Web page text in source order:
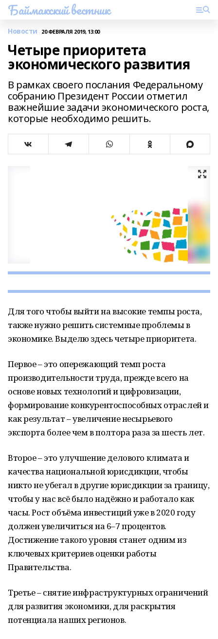
Баймакский вестник
Новости 20 ФЕВРАЛЯ 2019, 13:00
Четыре приоритета
экономического развития
В рамках своего послания Федеральному
собранию Президент России отметил
важнейшие задачи экономического роста,
которые необходимо решить.
Для того чтобы выйти на высокие темпы роста,
также нужно решить системные проблемы в
экономике. Выделю здесь четыре приоритета.
Первое – это опережающий темп роста
производительности труда, прежде всего на
основе новых технологий и цифровизации,
формирование конкурентоспособных отраслей и
как результат – увеличение несырьевого
экспорта более чем в полтора раза за шесть лет.
Второе – это улучшение делового климата и
качества национальной юрисдикции, чтобы
никто не убегал в другие юрисдикции за границу,
чтобы у нас всё было надёжно и работало как
часы. Рост объёма инвестиций уже в 2020 году
должен увеличиться на 6–7 процентов.
Достижение такого уровня станет одним из
ключевых критериев оценки работы
Правительства.
Третье – снятие инфраструктурных ограничений
для развития экономики, для раскрытия
потенциала наших регионов.